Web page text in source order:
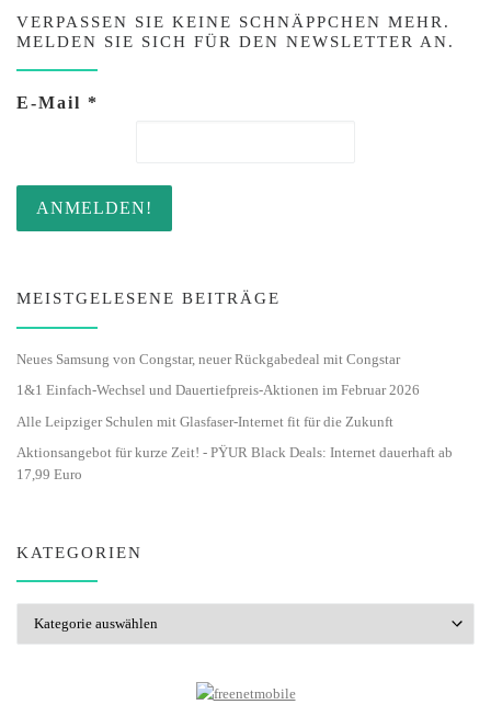
VERPASSEN SIE KEINE SCHNÄPPCHEN MEHR.
MELDEN SIE SICH FÜR DEN NEWSLETTER AN.
E-Mail *
MEISTGELESENE BEITRÄGE
Neues Samsung von Congstar, neuer Rückgabedeal mit Congstar
1&1 Einfach-Wechsel und Dauertiefpreis-Aktionen im Februar 2026
Alle Leipziger Schulen mit Glasfaser-Internet fit für die Zukunft
Aktionsangebot für kurze Zeit! - PŸUR Black Deals: Internet dauerhaft ab
17,99 Euro
KATEGORIEN